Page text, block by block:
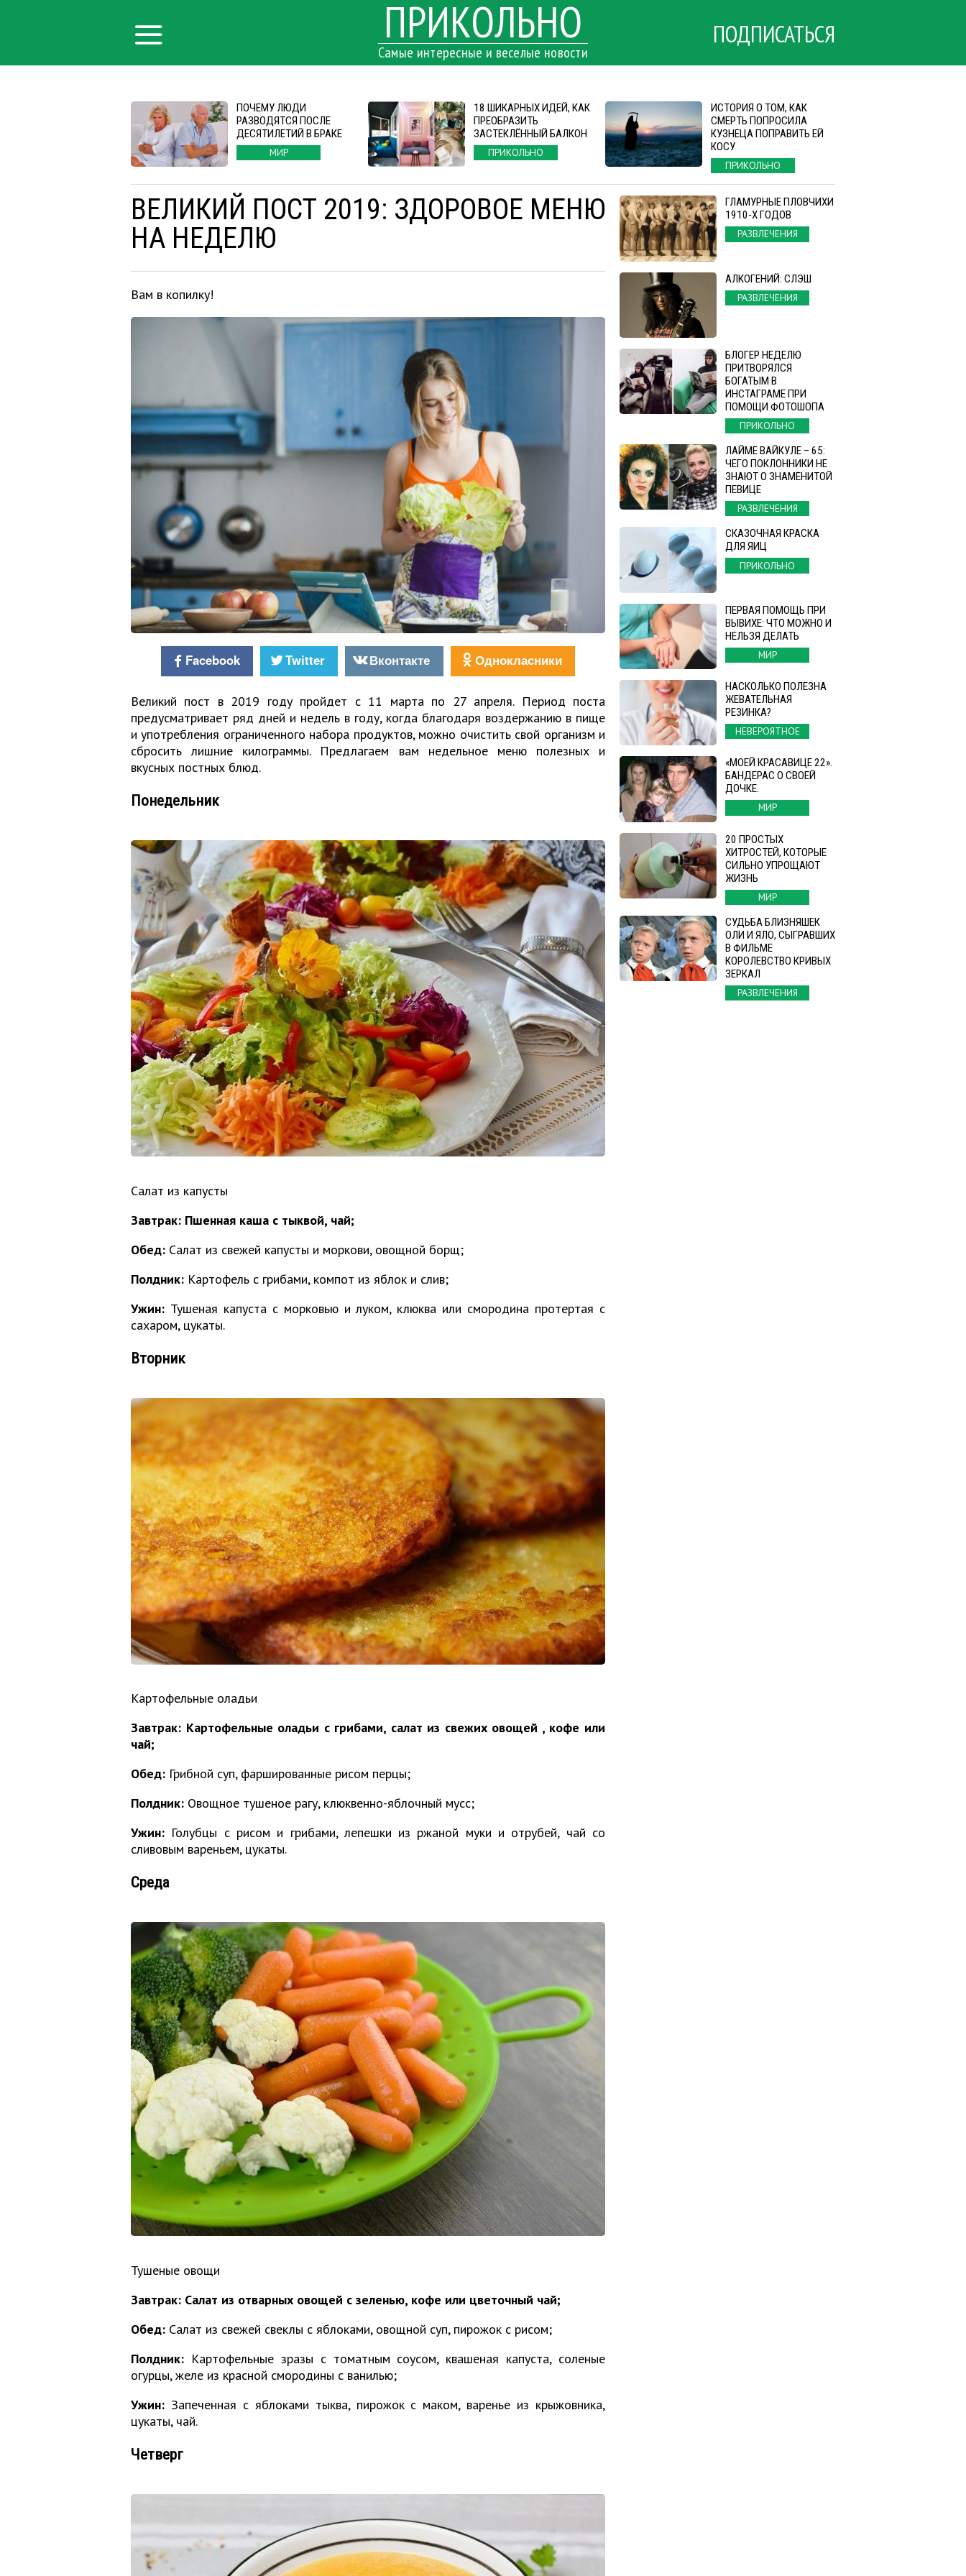
ПРИКОЛЬНО
Самые интересные и веселые новости
ПОДПИСАТЬСЯ
ПОЧЕМУ ЛЮДИ
РАЗВОДЯТСЯ ПОСЛЕ
ДЕСЯТИЛЕТИЙ В БРАКЕ
МИР
18 ШИКАРНЫХ ИДЕЙ, КАК
ПРЕОБРАЗИТЬ
ЗАСТЕКЛЁННЫЙ БАЛКОН
ПРИКОЛЬНО
ИСТОРИЯ О ТОМ, КАК
СМЕРТЬ ПОПРОСИЛА
КУЗНЕЦА ПОПРАВИТЬ ЕЙ
КОСУ
ПРИКОЛЬНО
ВЕЛИКИЙ ПОСТ 2019: ЗДОРОВОЕ МЕНЮ
НА НЕДЕЛЮ
Вам в копилку!
Facebook Twitter Вконтакте Однокласники
Великий пост в 2019 году пройдет с 11 марта по 27 апреля. Период поста
предусматривает ряд дней и недель в году, когда благодаря воздержанию в пище
и употребления ограниченного набора продуктов, можно очистить свой организм и
сбросить лишние килограммы. Предлагаем вам недельное меню полезных и
вкусных постных блюд.
Понедельник
Салат из капусты
Завтрак: Пшенная каша с тыквой, чай;
Обед: Салат из свежей капусты и моркови, овощной борщ;
Полдник: Картофель с грибами, компот из яблок и слив;
Ужин: Тушеная капуста с морковью и луком, клюква или смородина протертая с
сахаром, цукаты.
Вторник
Картофельные оладьи
Завтрак: Картофельные оладьи с грибами, салат из свежих овощей , кофе или
чай;
Обед: Грибной суп, фаршированные рисом перцы;
Полдник: Овощное тушеное рагу, клюквенно-яблочный мусс;
Ужин: Голубцы с рисом и грибами, лепешки из ржаной муки и отрубей, чай со
сливовым вареньем, цукаты.
Среда
Тушеные овощи
Завтрак: Салат из отварных овощей с зеленью, кофе или цветочный чай;
Обед: Салат из свежей свеклы с яблоками, овощной суп, пирожок с рисом;
Полдник: Картофельные зразы с томатным соусом, квашеная капуста, соленые
огурцы, желе из красной смородины с ванилью;
Ужин: Запеченная с яблоками тыква, пирожок с маком, варенье из крыжовника,
цукаты, чай.
Четверг
ГЛАМУРНЫЕ ПЛОВЧИХИ
1910-Х ГОДОВ
РАЗВЛЕЧЕНИЯ
АЛКОГЕНИЙ: СЛЭШ
РАЗВЛЕЧЕНИЯ
БЛОГЕР НЕДЕЛЮ
ПРИТВОРЯЛСЯ
БОГАТЫМ В
ИНСТАГРАМЕ ПРИ
ПОМОЩИ ФОТОШОПА
ПРИКОЛЬНО
ЛАЙМЕ ВАЙКУЛЕ – 65:
ЧЕГО ПОКЛОННИКИ НЕ
ЗНАЮТ О ЗНАМЕНИТОЙ
ПЕВИЦЕ
РАЗВЛЕЧЕНИЯ
СКАЗОЧНАЯ КРАСКА
ДЛЯ ЯИЦ
ПРИКОЛЬНО
ПЕРВАЯ ПОМОЩЬ ПРИ
ВЫВИХЕ: ЧТО МОЖНО И
НЕЛЬЗЯ ДЕЛАТЬ
МИР
НАСКОЛЬКО ПОЛЕЗНА
ЖЕВАТЕЛЬНАЯ
РЕЗИНКА?
НЕВЕРОЯТНОЕ
«МОЕЙ КРАСАВИЦЕ 22».
БАНДЕРАС О СВОЕЙ
ДОЧКЕ.
МИР
20 ПРОСТЫХ
ХИТРОСТЕЙ, КОТОРЫЕ
СИЛЬНО УПРОЩАЮТ
ЖИЗНЬ
МИР
СУДЬБА БЛИЗНЯШЕК
ОЛИ И ЯЛО, СЫГРАВШИХ
В ФИЛЬМЕ
КОРОЛЕВСТВО КРИВЫХ
ЗЕРКАЛ
РАЗВЛЕЧЕНИЯ